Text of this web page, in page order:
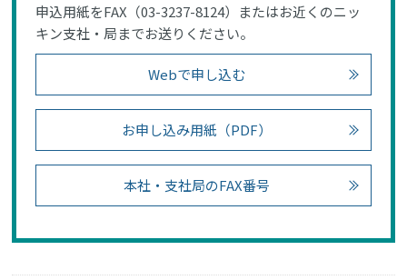
申込用紙をFAX（03-3237-8124）またはお近くのニッ
キン支社・局までお送りください。
Webで申し込む
お申し込み用紙（PDF）
本社・支社局のFAX番号